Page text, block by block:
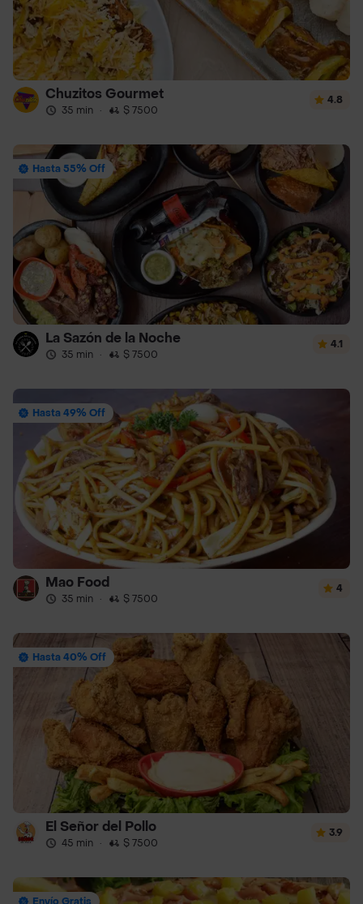
Chuzitos Gourmet
35 min · $ 7500
4.8
Hasta 55% Off
La Sazón de la Noche
35 min · $ 7500
4.1
Hasta 49% Off
Mao Food
35 min · $ 7500
4
Hasta 40% Off
El Señor del Pollo
45 min · $ 7500
3.9